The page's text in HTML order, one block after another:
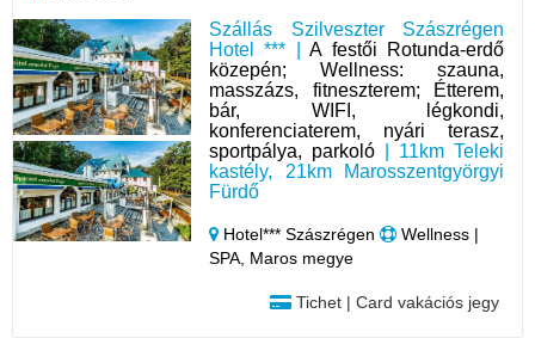
Szállás Szilveszter Szászrégen
Hotel *** |A festői Rotunda-erdő
közepén; Wellness: szauna,
masszázs, fitneszterem; Étterem,
bár, WIFI, légkondi,
konferenciaterem, nyári terasz,
sportpálya, parkoló | 11km Teleki
kastély, 21km Marosszentgyörgyi
Fürdő
Hotel*** Szászrégen
Wellness |
SPA, Maros megye
Tichet | Card vakációs jegy